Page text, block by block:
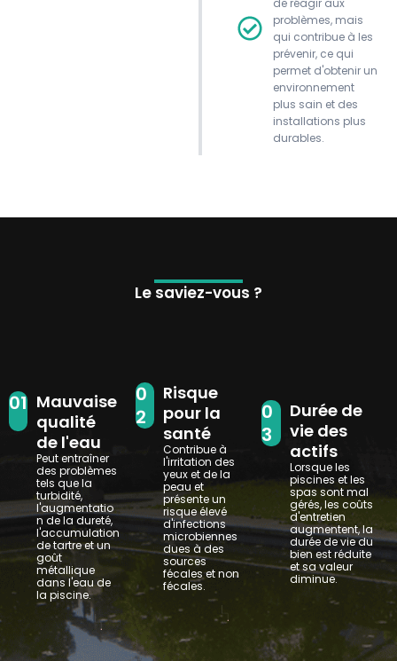
de réagir aux
problèmes, mais
qui contribue à les
prévenir, ce qui
permet d'obtenir un
environnement
plus sain et des
installations plus
durables.
Le saviez-vous ?
01 Mauvaise
qualité
de l'eau
Peut entraîner
des problèmes
tels que la
turbidité,
l'augmentatio
n de la dureté,
l'accumulation
de tartre et un
goût
métallique
dans l'eau de
la piscine.
0
2
Risque
pour la
santé
Contribue à
l'irritation des
yeux et de la
peau et
présente un
risque élevé
d'infections
microbiennes
dues à des
sources
fécales et non
fécales.
0
3
Durée de
vie des
actifs
Lorsque les
piscines et les
spas sont mal
gérés, les coûts
d'entretien
augmentent, la
durée de vie du
bien est réduite
et sa valeur
diminue.